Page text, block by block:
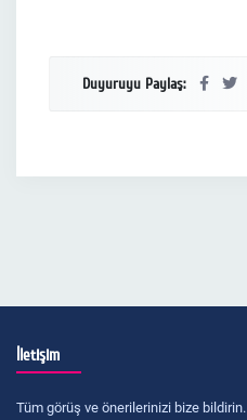
Duyuruyu Paylaş:
İletişim
Tüm görüş ve önerilerinizi bize bildirin.